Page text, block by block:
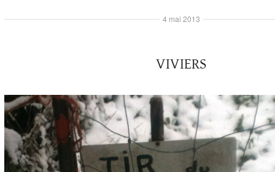
VIVIERS
4 mai 2013